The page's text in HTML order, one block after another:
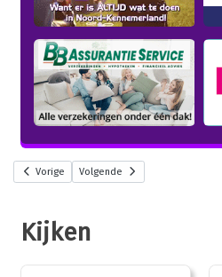
Vorige Volgende
Kijken